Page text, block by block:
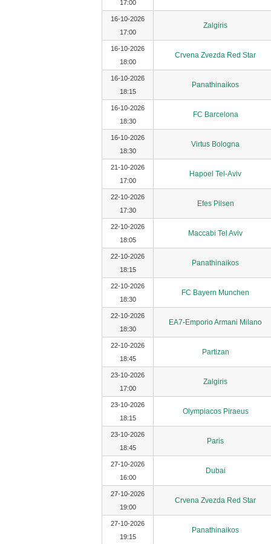
17:00
16-10-2026
17:00
Zalgiris
16-10-2026
18:00
Crvena Zvezda Red Star
16-10-2026
18:15
Panathinaikos
16-10-2026
18:30
FC Barcelona
16-10-2026
18:30
Virtus Bologna
21-10-2026
17:00
Hapoel Tel-Aviv
22-10-2026
17:30
Efes Pilsen
22-10-2026
18:05
Maccabi Tel Aviv
22-10-2026
18:15
Panathinaikos
22-10-2026
18:30
FC Bayern Munchen
22-10-2026
18:30
EA7-Emporio Armani Milano
22-10-2026
18:45
Partizan
23-10-2026
17:00
Zalgiris
23-10-2026
18:15
Olympiacos Piraeus
23-10-2026
18:45
Paris
27-10-2026
16:00
Dubai
27-10-2026
19:00
Crvena Zvezda Red Star
27-10-2026
19:15
Panathinaikos